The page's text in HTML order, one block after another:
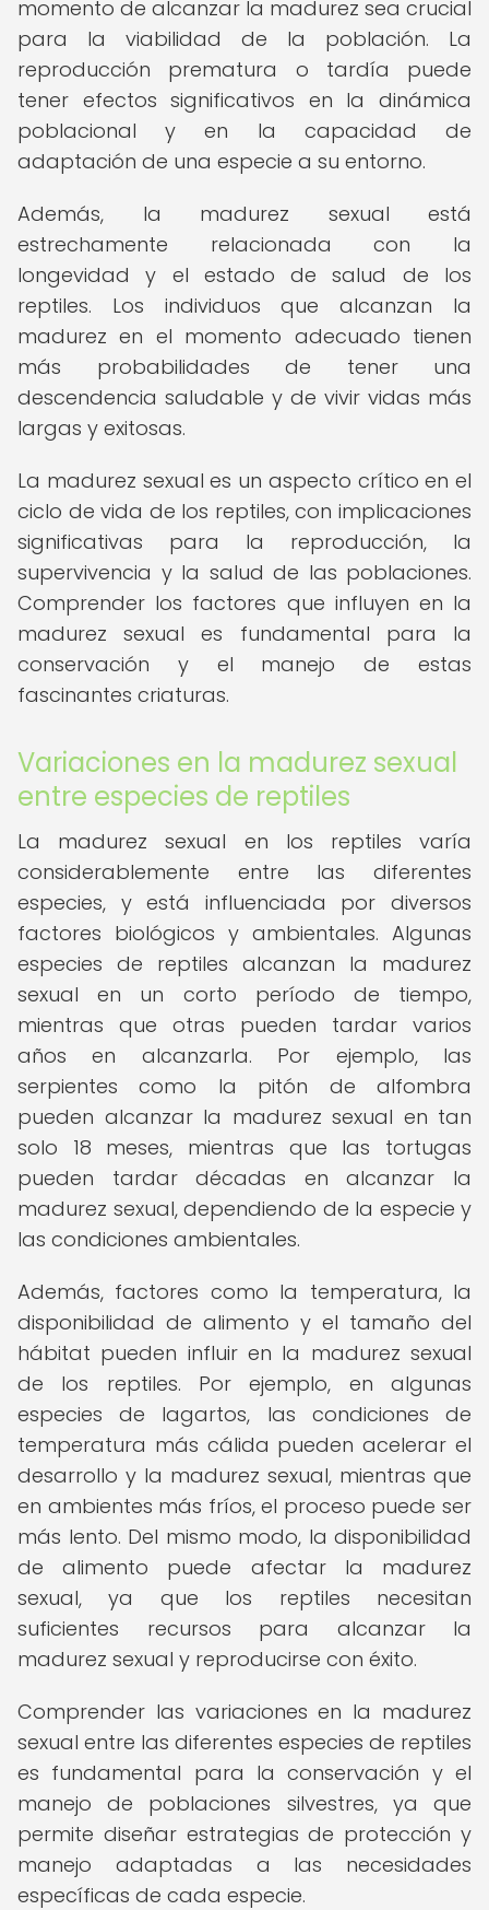
momento de alcanzar la madurez sea crucial
para la viabilidad de la población. La
reproducción prematura o tardía puede
tener efectos significativos en la dinámica
poblacional y en la capacidad de
adaptación de una especie a su entorno.
Además, la madurez sexual está
estrechamente relacionada con la
longevidad y el estado de salud de los
reptiles. Los individuos que alcanzan la
madurez en el momento adecuado tienen
más probabilidades de tener una
descendencia saludable y de vivir vidas más
largas y exitosas.
La madurez sexual es un aspecto crítico en el
ciclo de vida de los reptiles, con implicaciones
significativas para la reproducción, la
supervivencia y la salud de las poblaciones.
Comprender los factores que influyen en la
madurez sexual es fundamental para la
conservación y el manejo de estas
fascinantes criaturas.
Variaciones en la madurez sexual
entre especies de reptiles
La madurez sexual en los reptiles varía
considerablemente entre las diferentes
especies, y está influenciada por diversos
factores biológicos y ambientales. Algunas
especies de reptiles alcanzan la madurez
sexual en un corto período de tiempo,
mientras que otras pueden tardar varios
años en alcanzarla. Por ejemplo, las
serpientes como la pitón de alfombra
pueden alcanzar la madurez sexual en tan
solo 18 meses, mientras que las tortugas
pueden tardar décadas en alcanzar la
madurez sexual, dependiendo de la especie y
las condiciones ambientales.
Además, factores como la temperatura, la
disponibilidad de alimento y el tamaño del
hábitat pueden influir en la madurez sexual
de los reptiles. Por ejemplo, en algunas
especies de lagartos, las condiciones de
temperatura más cálida pueden acelerar el
desarrollo y la madurez sexual, mientras que
en ambientes más fríos, el proceso puede ser
más lento. Del mismo modo, la disponibilidad
de alimento puede afectar la madurez
sexual, ya que los reptiles necesitan
suficientes recursos para alcanzar la
madurez sexual y reproducirse con éxito.
Comprender las variaciones en la madurez
sexual entre las diferentes especies de reptiles
es fundamental para la conservación y el
manejo de poblaciones silvestres, ya que
permite diseñar estrategias de protección y
manejo adaptadas a las necesidades
específicas de cada especie.